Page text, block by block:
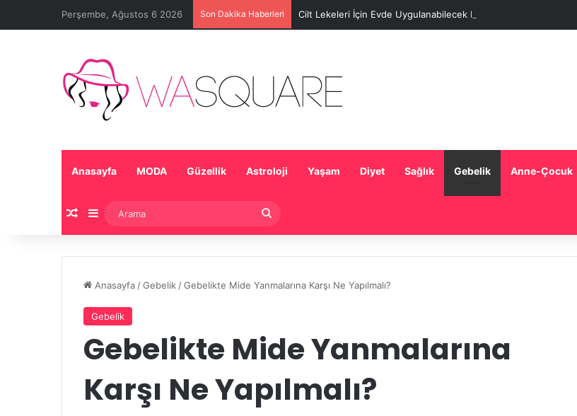
Perşembe, Ağustos 6 2026 Son Dakika Haberleri Cilt Lekeleri İçin Evde Uygulanabilecek Basit Maskeler
Anasayfa MODA Güzellik Astroloji Yaşam Diyet Sağlık Gebelik Anne-Çocuk
Rastgele Makale
Kenar Bölmesi
Anasayfa /Gebelik /Gebelikte Mide Yanmalarına Karşı Ne Yapılmalı?
Gebelik
Gebelikte Mide Yanmalarına
Karşı Ne Yapılmalı?